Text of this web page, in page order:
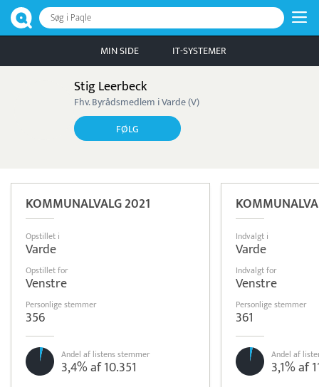
Søg i Paqle
MIN SIDE IT-SYSTEMER
Stig Leerbeck
Fhv. Byrådsmedlem i Varde (V)
FØLG
KOMMUNALVALG 2021
Opstillet i
Varde
Opstillet for
Venstre
Personlige stemmer
356
Andel af listens stemmer
3,4% af 10.351
Indvalgt i
Varde
Indvalgt for
Venstre
Personlige stemmer
361
Andel af
3,1% af